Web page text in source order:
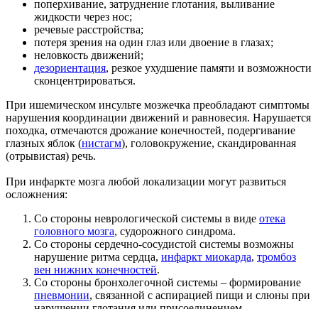
поперхивание, затруднение глотания, выливание
жидкости через нос;
речевые расстройства;
потеря зрения на один глаз или двоение в глазах;
неловкость движений;
дезориентация, резкое ухудшение памяти и возможности
сконцентрироваться.
При ишемическом инсульте мозжечка преобладают симптомы
нарушения координации движений и равновесия. Нарушается
походка, отмечаются дрожание конечностей, подергивание
глазных яблок (нистагм), головокружение, скандированная
(отрывистая) речь.
При инфаркте мозга любой локализации могут развиться
осложнения:
Со стороны неврологической системы в виде отека
головного мозга, судорожного синдрома.
Со стороны сердечно-сосудистой системы возможны
нарушение ритма сердца, инфаркт миокарда, тромбоз
вен нижних конечностей.
Со стороны бронхолегочной системы – формирование
пневмонии, связанной с аспирацией пищи и слюны при